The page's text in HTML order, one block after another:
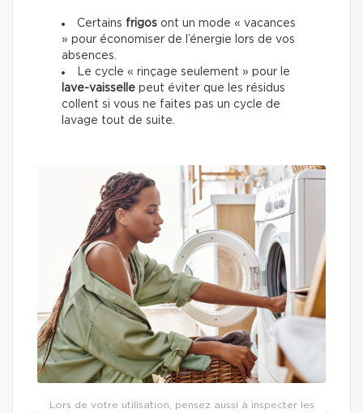
Certains frigos ont un mode « vacances
» pour économiser de l’énergie lors de vos
absences.
Le cycle « rinçage seulement » pour le
lave-vaisselle peut éviter que les résidus
collent si vous ne faites pas un cycle de
lavage tout de suite.
Lors de votre utilisation, pensez aussi à inspecter les